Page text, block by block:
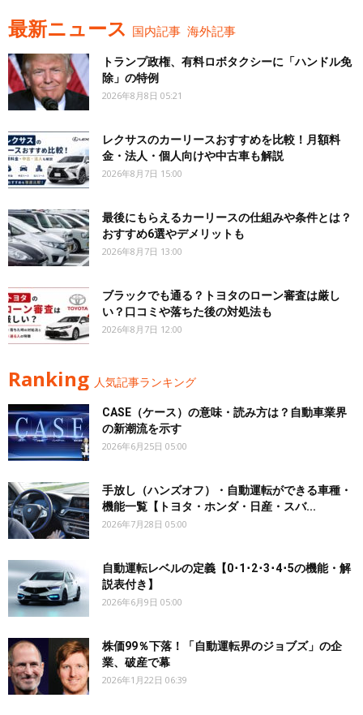
最新ニュース 国内記事 海外記事
トランプ政権、有料ロボタクシーに「ハンドル免
除」の特例
2026年8月8日 05:21
レクサスのカーリースおすすめを比較！月額料
金・法人・個人向けや中古車も解説
2026年8月7日 15:00
最後にもらえるカーリースの仕組みや条件とは？
おすすめ6選やデメリットも
2026年8月7日 13:00
ブラックでも通る？トヨタのローン審査は厳し
い？口コミや落ちた後の対処法も
2026年8月7日 12:00
Ranking 人気記事ランキング
CASE（ケース）の意味・読み方は？自動車業界
の新潮流を示す
2026年6月25日 05:00
手放し（ハンズオフ）・自動運転ができる車種・
機能一覧【トヨタ・ホンダ・日産・スバ...
2026年7月28日 05:00
自動運転レベルの定義【0･1･2･3･4･5の機能・解
説表付き】
2026年6月9日 05:00
株価99％下落！「自動運転界のジョブズ」の企
業、破産で幕
2026年1月22日 06:39